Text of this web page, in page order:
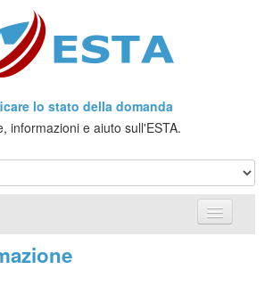
lo stato della domanda
informazioni e aiuto sull'ESTA.